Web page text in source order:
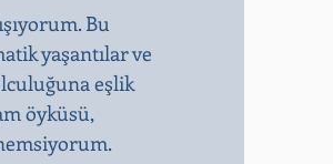
Bu
yaşantılar ve
eşlik
öyküsü,